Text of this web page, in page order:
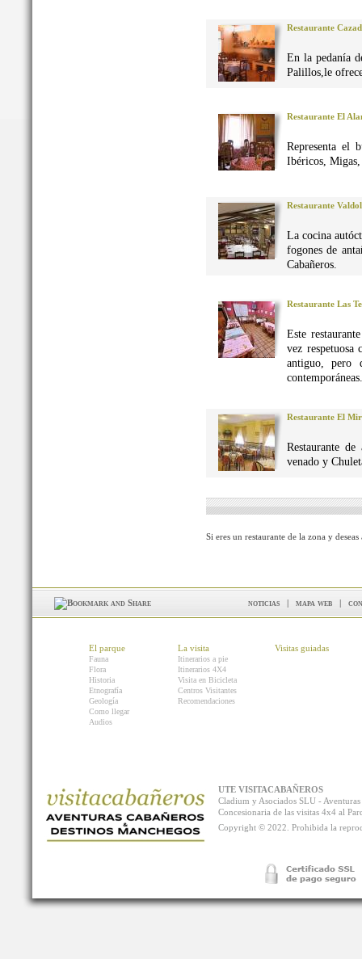
Restaurante
En la pedanía
Palillos,le
Restaurante El
Representa el
Ibéricos, Migas,
Restaurante
La cocina
fogones de
Cabañeros.
Restaurante Las
Este
vez
antiguo, pero
contemporáneas.
Restaurante El
Restaurante
venado y
Si eres un restaurante de la zona y
noticias | mapa web |
El parque
Fauna
Flora
Historia
Etnografía
Geología
Como llegar
Audios
La visita
Itinerarios a pie
Itinerarios 4X4
Visita en Bicicleta
Centros Visitantes
Recomendaciones
Visitas guiadas
UTE VISITACABAÑEROS
Cladium y Asociados SLU -
Concesionaria de las visitas 4x4 al
Copyright © 2022. Prohibida la